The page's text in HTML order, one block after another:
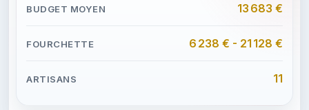
13 683 €
6 238 € - 21 128 €
11